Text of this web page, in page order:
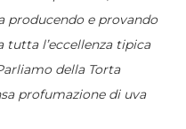
producendo e provando
tutta l’eccellenza tipica
della Torta
profumazione di uva